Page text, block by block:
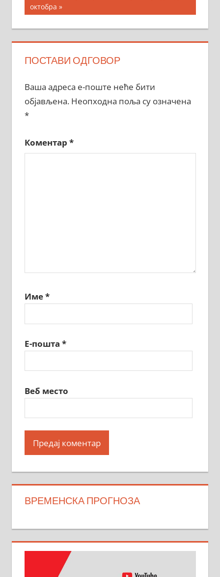
Post:
октобра
ПОСТАВИ ОДГОВОР
Ваша адреса е-поште неће бити
објављена. Неопходна поља су означена
*
Коментар *
Име*
Е-пошта *
Веб место
ВРЕМЕНСКА ПРОГНОЗА